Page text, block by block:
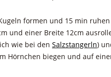
formen und 15 min
und einer Breite 12cm
wie bei den Salzstangerln)
Hörnchen biegen und auf